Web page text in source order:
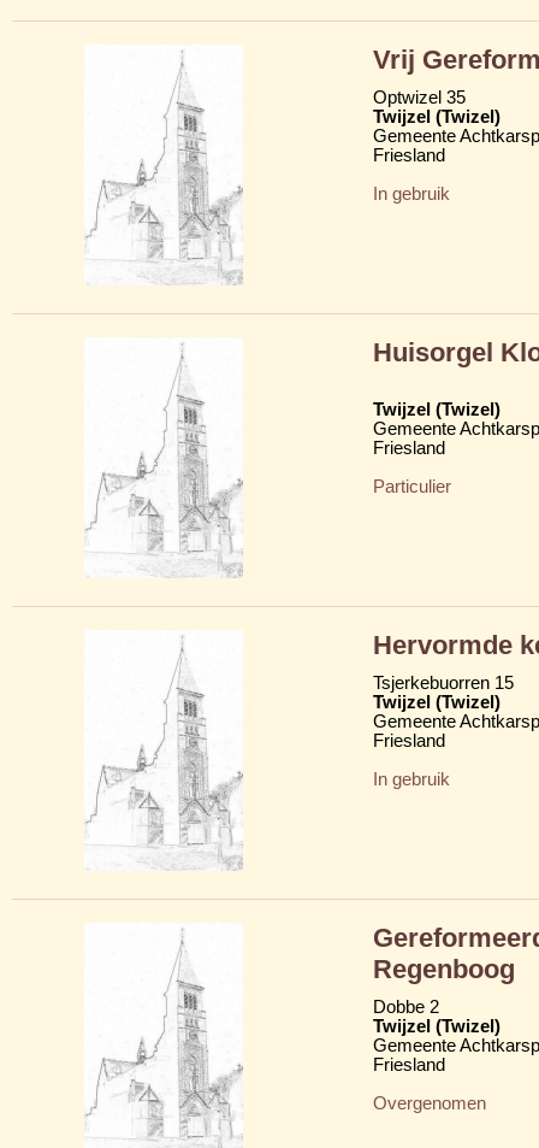
Vrij
Optwizel 35
Twijzel (Twizel)
Gemeente
Friesland
In gebruik
Huisorgel
Twijzel (Twizel)
Gemeente
Friesland
Particulier
Hervormde
Tsjerkebuorren 15
Twijzel (Twizel)
Gemeente
Friesland
In gebruik
Regenboog
Dobbe 2
Twijzel (Twizel)
Gemeente
Friesland
Overgenomen